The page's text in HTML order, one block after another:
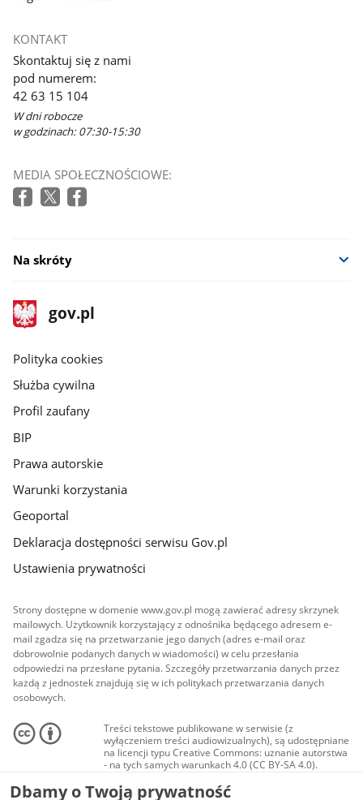
KONTAKT
Skontaktuj się z nami
pod numerem:
42 63 15 104
W dni robocze
w godzinach: 07:30-15:30
MEDIA SPOŁECZNOŚCIOWE:
Na skróty
stopka
gov.pl
Strona
gov.pl
gov.pl
Polityka cookies
Służba cywilna
Profil zaufany
BIP
Prawa autorskie
Warunki korzystania
Geoportal
Deklaracja dostępności serwisu Gov.pl
Ustawienia prywatności
Strony dostępne w domenie www.gov.pl mogą zawierać adresy skrzynek
mailowych. Użytkownik korzystający z odnośnika będącego adresem e-
mail zgadza się na przetwarzanie jego danych (adres e-mail oraz
dobrowolnie podanych danych w wiadomości) w celu przesłania
odpowiedzi na przesłane pytania. Szczegóły przetwarzania danych przez
każdą z jednostek znajdują się w ich politykach przetwarzania danych
osobowych.
Treści tekstowe publikowane w serwisie (z
wyłączeniem treści audiowizualnych), są udostępniane
na licencji typu Creative Commons: uznanie autorstwa
- na tych samych warunkach 4.0 (CC BY-SA 4.0).
Materiały audiowizualne, w tym zdjęcia, materiały
audio i wideo, są udostępniane na licencji typu
Dbamy o Twoją prywatność